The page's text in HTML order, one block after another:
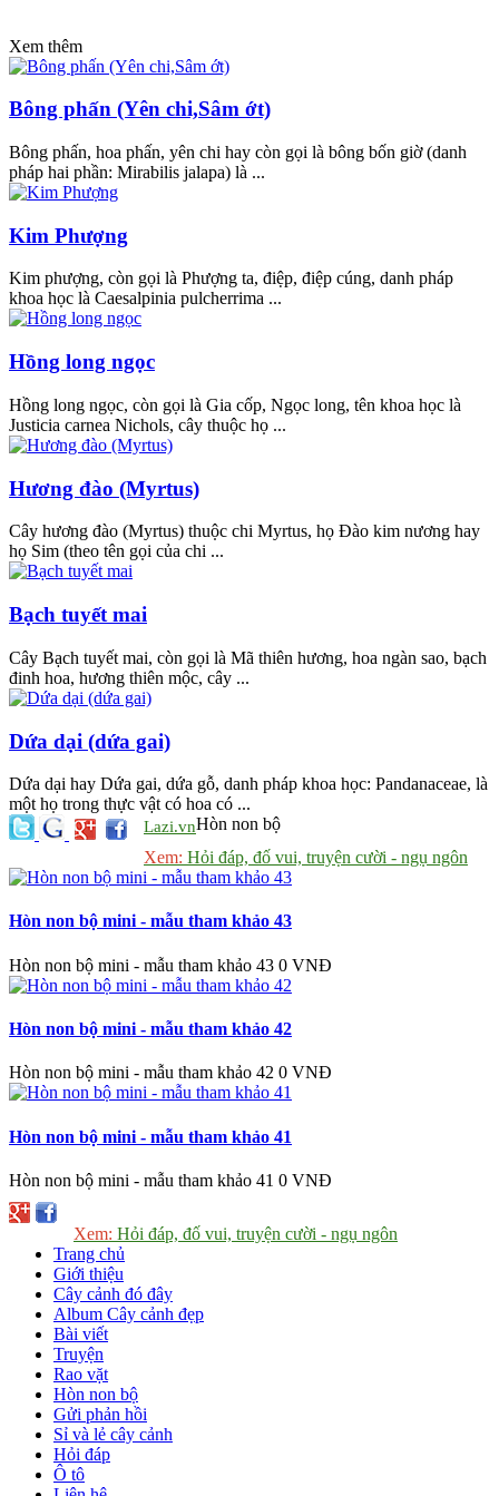
Xem thêm
Bông phấn (Yên chi,Sâm ớt)
Bông phấn, hoa phấn, yên chi hay còn gọi là bông bốn giờ (danh
pháp hai phần: Mirabilis jalapa) là ...
Kim Phượng
Kim phượng, còn gọi là Phượng ta, điệp, điệp cúng, danh pháp
khoa học là Caesalpinia pulcherrima ...
Hồng long ngọc
Hồng long ngọc, còn gọi là Gia cốp, Ngọc long, tên khoa học là
Justicia carnea Nichols, cây thuộc họ ...
Hương đào (Myrtus)
Cây hương đào (Myrtus) thuộc chi Myrtus, họ Đào kim nương hay
họ Sim (theo tên gọi của chi ...
Bạch tuyết mai
Cây Bạch tuyết mai, còn gọi là Mã thiên hương, hoa ngàn sao, bạch
đinh hoa, hương thiên mộc, cây ...
Dứa dại (dứa gai)
Dứa dại hay Dứa gai, dứa gỗ, danh pháp khoa học: Pandanaceae, là
một họ trong thực vật có hoa có ...
Lazi.vn
Xem: Hỏi đáp, đố vui, truyện cười - ngụ ngôn
Hòn non bộ
Hòn non bộ mini - mẫu tham khảo 43
Hòn non bộ mini - mẫu tham khảo 43 0 VNĐ
Hòn non bộ mini - mẫu tham khảo 42
Hòn non bộ mini - mẫu tham khảo 42 0 VNĐ
Hòn non bộ mini - mẫu tham khảo 41
Hòn non bộ mini - mẫu tham khảo 41 0 VNĐ
Xem: Hỏi đáp, đố vui, truyện cười - ngụ ngôn
Trang chủ
Giới thiệu
Cây cảnh đó đây
Album Cây cảnh đẹp
Bài viết
Truyện
Rao vặt
Hòn non bộ
Gửi phản hồi
Sỉ và lẻ cây cảnh
Hỏi đáp
Ô tô